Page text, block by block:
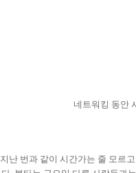
네트워킹 동안
지난 번과 같이 시간가는 줄 모르